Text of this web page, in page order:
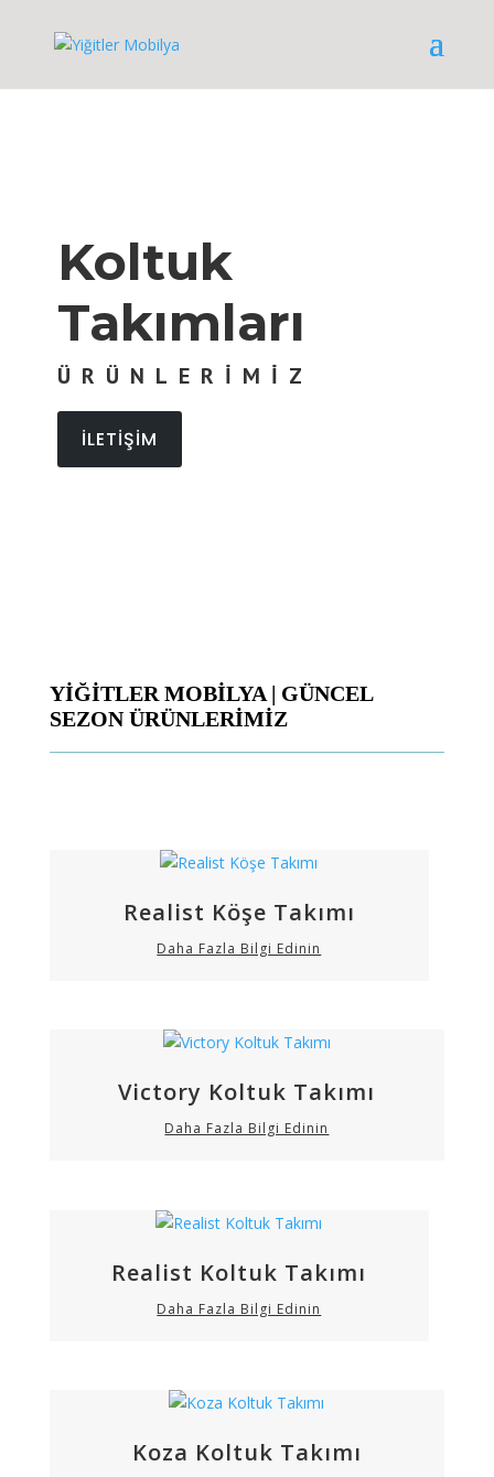
Koltuk
Takımları
ÜRÜNLERİMİZ
İLETİŞİM
YİĞİTLER MOBİLYA | GÜNCEL
SEZON ÜRÜNLERİMİZ
Realist Köşe Takımı
Daha Fazla Bilgi Edinin
Victory Koltuk Takımı
Daha Fazla Bilgi Edinin
Realist Koltuk Takımı
Daha Fazla Bilgi Edinin
Koza Koltuk Takımı